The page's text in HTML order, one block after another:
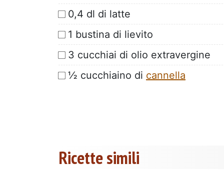
0,4 dl di latte
1 bustina di lievito
3 cucchiai di olio extravergine
½ cucchiaino di cannella
Ricette simili